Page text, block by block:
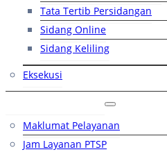
Tata Tertib Persidangan
Sidang Online
Sidang Keliling
Eksekusi
Maklumat Pelayanan
Jam Layanan PTSP